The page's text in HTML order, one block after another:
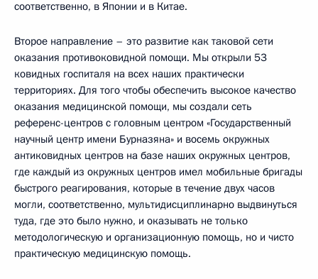
соответственно, в Японии и в Китае.
Второе направление – это развитие как таковой сети
оказания противоковидной помощи. Мы открыли 53
ковидных госпиталя на всех наших практически
территориях. Для того чтобы обеспечить высокое качество
оказания медицинской помощи, мы создали сеть
референс-центров с головным центром «Государственный
научный центр имени Бурназяна» и восемь окружных
антиковидных центров на базе наших окружных центров,
где каждый из окружных центров имел мобильные бригады
быстрого реагирования, которые в течение двух часов
могли, соответственно, мультидисциплинарно выдвинуться
туда, где это было нужно, и оказывать не только
методологическую и организационную помощь, но и чисто
практическую медицинскую помощь.